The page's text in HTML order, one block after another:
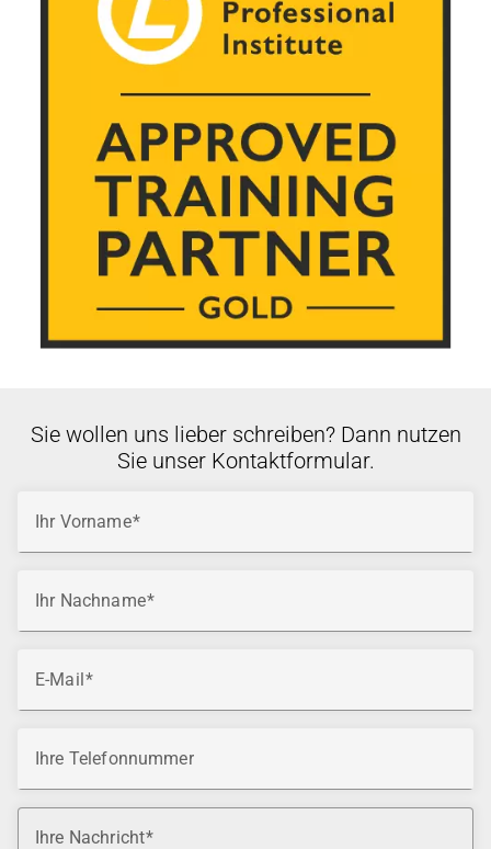
Sie wollen uns lieber schreiben? Dann nutzen
Sie unser Kontaktformular.
Ihr Vorname
Ihr Nachname
E-Mail
Ihre Telefonnummer
Ihre Nachricht